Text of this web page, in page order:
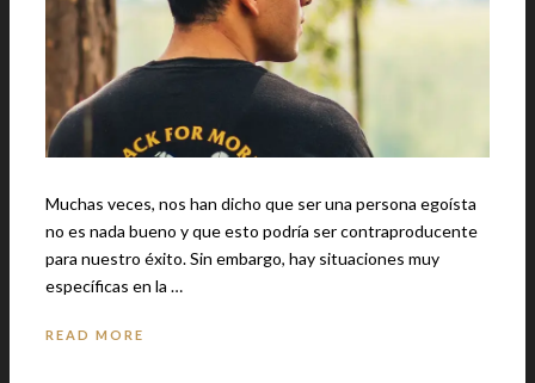
Muchas veces, nos han dicho que ser una persona egoísta
no es nada bueno y que esto podría ser contraproducente
para nuestro éxito. Sin embargo, hay situaciones muy
específicas en la …
READ MORE